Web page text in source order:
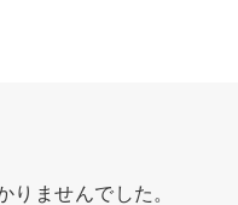
りませんでした。